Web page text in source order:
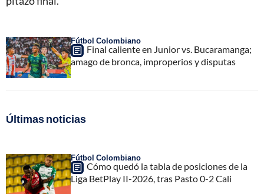
Fútbol Colombiano
Final caliente en Junior vs. Bucaramanga;
amago de bronca, improperios y disputas
Últimas noticias
Fútbol Colombiano
Cómo quedó la tabla de posiciones de la
Liga BetPlay II-2026, tras Pasto 0-2 Cali